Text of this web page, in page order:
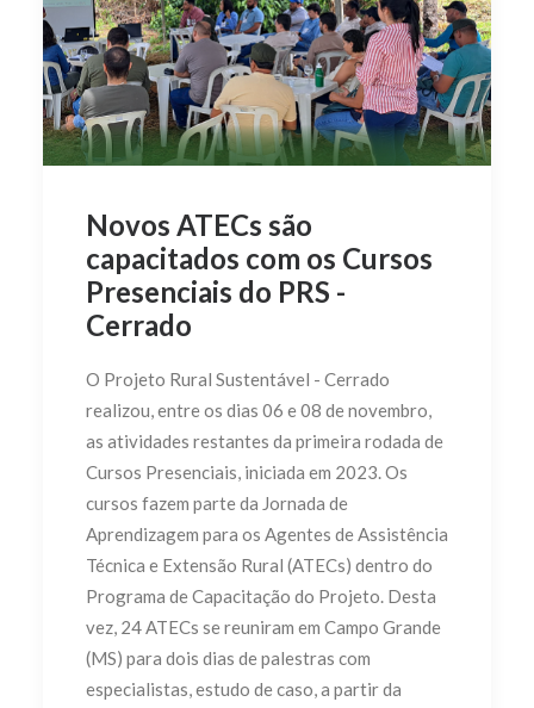
Novos ATECs são
capacitados com os Cursos
Presenciais do PRS -
Cerrado
O Projeto Rural Sustentável - Cerrado
realizou, entre os dias 06 e 08 de novembro,
as atividades restantes da primeira rodada de
Cursos Presenciais, iniciada em 2023. Os
cursos fazem parte da Jornada de
Aprendizagem para os Agentes de Assistência
Técnica e Extensão Rural (ATECs) dentro do
Programa de Capacitação do Projeto. Desta
vez, 24 ATECs se reuniram em Campo Grande
(MS) para dois dias de palestras com
especialistas, estudo de caso, a partir da